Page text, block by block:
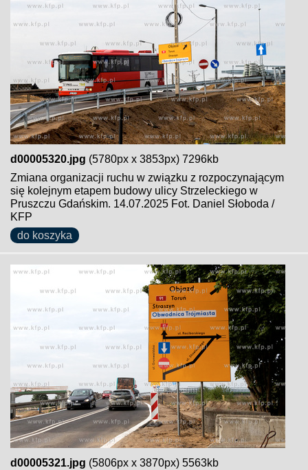
d00005320.jpg (5780px x 3853px) 7296kb
Zmiana organizacji ruchu w związku z rozpoczynającym
się kolejnym etapem budowy ulicy Strzeleckiego w
Pruszczu Gdańskim. 14.07.2025 Fot. Daniel Słoboda /
KFP
do koszyka
d00005321.jpg (5806px x 3870px) 5563kb